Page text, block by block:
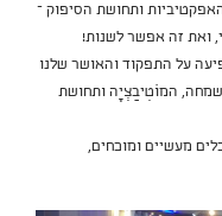
ותחושת הסיפוק –
ואת זה אפשר לשנות!
על התפקוד והאושר שלנו
המוֹטִיבַצְיָה ותחושת
מעשיים ומוכחים,